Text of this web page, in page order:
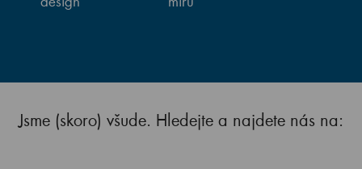
Jsme (skoro) všude. Hledejte a najdete nás na: